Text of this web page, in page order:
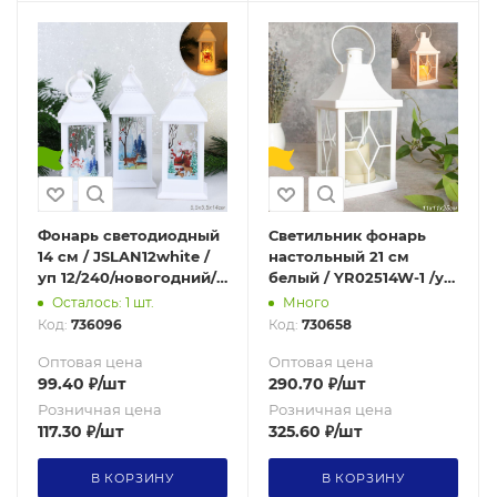
Фонарь светодиодный
14 см / JSLAN12white /
уп 12/240/новогодний/
белый
Осталось: 1 шт.
Код: 736096
Оптовая цена
99.40 ₽/шт
Розничная цена
117.30 ₽/шт
В КОРЗИНУ
Светильник фонарь
настольный 21 см
белый / YR02514W-1 /уп
48/от батареек
Много
Код: 730658
Оптовая цена
290.70 ₽/шт
Розничная цена
325.60 ₽/шт
В КОРЗИНУ